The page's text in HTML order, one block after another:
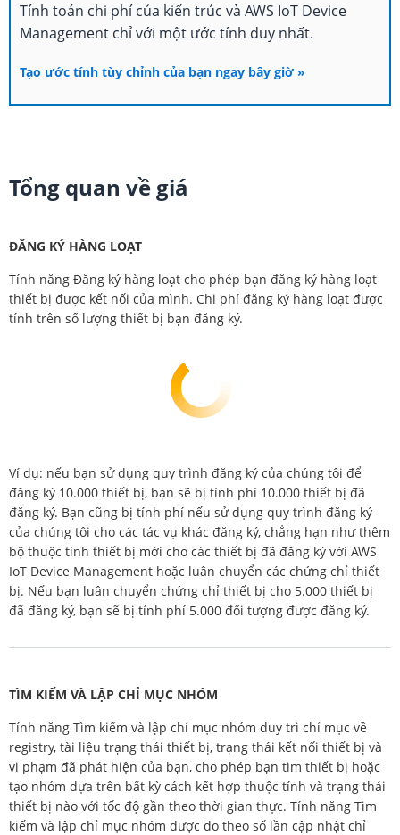
Tính toán chi phí của kiến trúc và AWS IoT Device
Management chỉ với một ước tính duy nhất.
Tạo ước tính tùy chỉnh của bạn ngay bây giờ »
Tổng quan về giá
ĐĂNG KÝ HÀNG LOẠT
Tính năng Đăng ký hàng loạt cho phép bạn đăng ký hàng loạt
thiết bị được kết nối của mình. Chi phí đăng ký hàng loạt được
tính trên số lượng thiết bị bạn đăng ký.
Ví dụ: nếu bạn sử dụng quy trình đăng ký của chúng tôi để
đăng ký 10.000 thiết bị, bạn sẽ bị tính phí 10.000 thiết bị đã
đăng ký. Bạn cũng bị tính phí nếu sử dụng quy trình đăng ký
của chúng tôi cho các tác vụ khác đăng ký, chẳng hạn như thêm
bộ thuộc tính thiết bị mới cho các thiết bị đã đăng ký với AWS
IoT Device Management hoặc luân chuyển các chứng chỉ thiết
bị. Nếu bạn luân chuyển chứng chỉ thiết bị cho 5.000 thiết bị
đã đăng ký, bạn sẽ bị tính phí 5.000 đối tượng được đăng ký.
TÌM KIẾM VÀ LẬP CHỈ MỤC NHÓM
Tính năng Tìm kiếm và lập chỉ mục nhóm duy trì chỉ mục về
registry, tài liệu trạng thái thiết bị, trạng thái kết nối thiết bị và
vi phạm đã phát hiện của bạn, cho phép bạn tìm thiết bị hoặc
tạo nhóm dựa trên bất kỳ cách kết hợp thuộc tính và trạng thái
thiết bị nào với tốc độ gần theo thời gian thực. Tính năng Tìm
kiếm và lập chỉ mục nhóm được đo theo số lần cập nhật chỉ